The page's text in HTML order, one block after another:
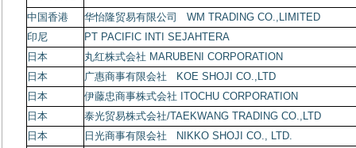
中国香港 华怡隆贸易有限公司
WM TRADING CO.,LIMITED
印尼
PT PACIFIC INTI SEJAHTERA
日本
丸红株式会社 MARUBENI CORPORATION
日本
广惠商事有限会社 KOE SHOJI CO.,LTD
日本
伊藤忠商事株式会社 ITOCHU CORPORATION
日本
泰光贸易株式会社/TAEKWANG TRADING CO.,LTD
日本
日光商事有限会社 NIKKO SHOJI CO., LTD.